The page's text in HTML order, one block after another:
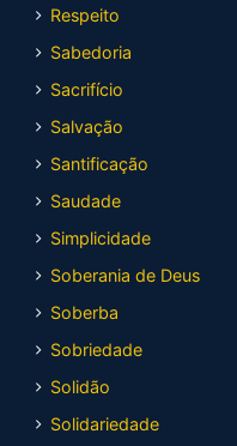
Respeito
Sabedoria
Sacrifício
Salvação
Santificação
Saudade
Simplicidade
Soberania de Deus
Soberba
Sobriedade
Solidão
Solidariedade